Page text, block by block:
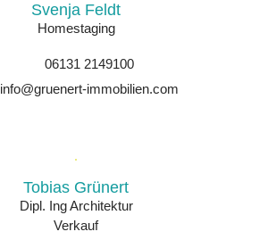
Svenja Feldt
Homestaging
06131 2149100
info@gruenert-immobilien.com
Tobias Grünert
Dipl. Ing Architektur
Verkauf